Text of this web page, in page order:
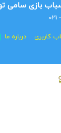
بازی سامی
کاربری درباره ما